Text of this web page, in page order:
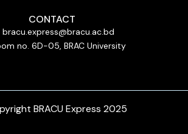
CONTACT
bracu.express@bracu.ac.bd
no. 6D-05, BRAC University
BRACU Express 2025